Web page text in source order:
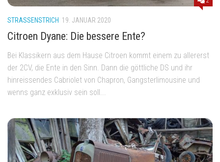
STRASSENSTRICH 19. JANUAR 2020
Citroen Dyane: Die bessere Ente?
Bei Klassikern aus dem Hause Citroen kommt einem zu allererst
der 2CV, die Ente in den Sinn. Dann die göttliche DS und ihr
hinreissendes Cabriolet von Chapron, Gangsterlimousine und
wenns ganz exklusiv sein soll...